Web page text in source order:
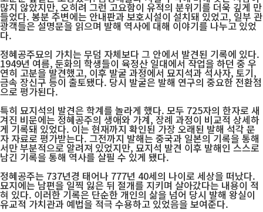
많지 않았지만, 오히려 그런 고요함이 유적의 분위기를 더욱 깊게 만
들었다. 봉분 주변에는 안내판과 보호시설이 설치돼 있었고, 일부 관
광객들은 설명문을 읽으며 발해 역사에 대해 이야기를 나누고 있었
다.
정혜공주묘의 가치는 무덤 자체보다 그 안에서 발견된 기록에 있다.
1949년 여름, 둔화의 학생들이 육정산 일대에서 작업을 하던 중 우
연히 고분을 발견했고, 이후 발굴 과정에서 묘지석과 석사자, 토기,
금속 장신구 등이 출토됐다. 당시 발굴은 발해 연구의 중요한 전환점
으로 평가된다.
특히 묘지석의 발견은 학계를 놀라게 했다. 모두 725자의 한자로 새
겨진 비문에는 정혜공주의 생애와 가계, 장례 과정이 비교적 상세하
게 기록돼 있었다. 이는 현재까지 확인된 가장 오래된 발해 석각 문
자 자료로 평가받는다. 그전까지 발해는 중국과 일본의 기록을 통해
서만 부분적으로 알려져 있었지만, 묘지석 발견 이후 발해인 스스로
남긴 기록을 통해 역사를 살필 수 있게 됐다.
정혜공주는 737년경 태어나 777년 40세의 나이로 세상을 떠났다.
묘지에는 남편을 일찍 잃은 뒤 절개를 지키며 살아갔다는 내용이 적
혀 있다. 이러한 기록은 단순한 개인의 삶을 넘어 당시 발해 왕실이
유교적 가치관과 예법을 적극 수용하고 있었음을 보여준다.